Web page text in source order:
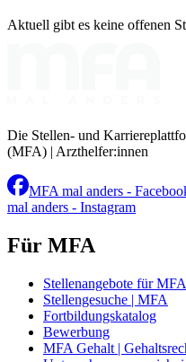
Aktuell gibt es keine offenen
Die Stellen- und
(MFA) | Arzthelfer:innen
MFA mal anders -
mal anders - Instagram
Für MFA
Stellenangebote für MFA
Stellengesuche | MFA
Fortbildungskatalog
Bewerbung
MFA Gehalt |